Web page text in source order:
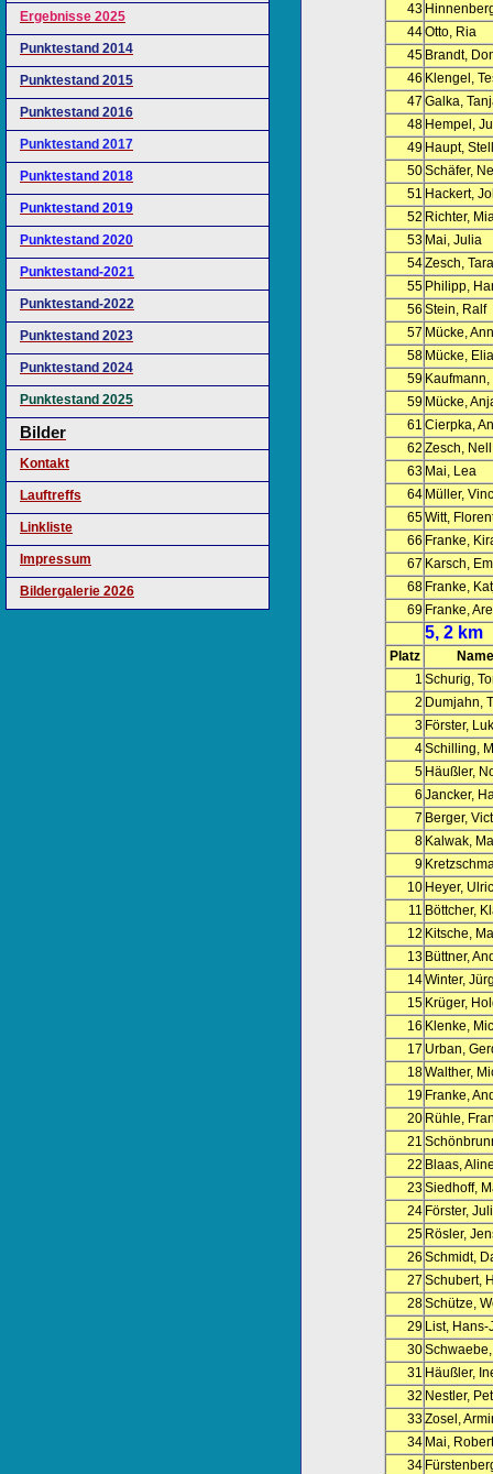
Ergebnisse 2025
Punktestand 2014
Punktestand 2015
Punktestand 2016
Punktestand 2017
Punktestand 2018
Punktestand 2019
Punktestand 2020
Punktestand-2021
Punktestand-2022
Punktestand 2023
Punktestand 2024
Punktestand 2025
Bilder
Kontakt
Lauftreffs
Linkliste
Impressum
Bildergalerie 2026
43
44Otto, Ria
45 Brandt,
46 Klengel,
47 Galka,
48 Hempel,
49 Haupt,
50Schäfer,
51 Hackert,
52 Richter,
53 Mai, Julia
54Zesch, Tara
55 Philipp,
56 Stein, Ralf
57 Mücke,
58 Mücke, Elia
59
59 Mücke,
61 Cierpka,
62 Zesch, Nell
63 Mai, Lea
64 Müller,
65Witt,
66 Franke,
67 Karsch,
68 Franke,
69 Franke,
5, 2 km
Platz
1 Schurig,
2 Dumjahn,
3 Förster,
4Schilling,
5 Häußler,
6 Jancker,
7 Berger,
8 Kalwak,
9
10 Heyer,
11 Böttcher,
12 Kitsche,
13 Büttner,
14Winter,
15 Krüger,
16 Klenke,
17 Urban,
18Walther,
19 Franke,
20 Rühle,
21
22 Blaas,
23Siedhoff,
24 Förster,
25 Rösler,
26 Schmidt,
27 Schubert,
28Schütze,
29 List,
30
31 Häußler,
32 Nestler,
33Zosel,
34 Mai,
34